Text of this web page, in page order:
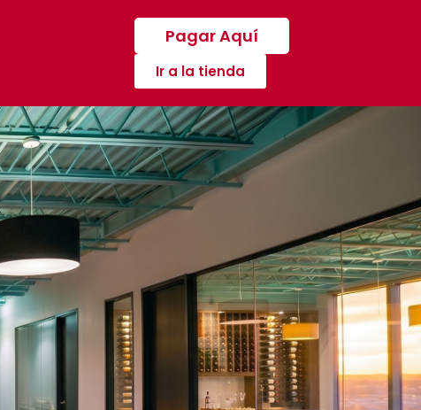
Pagar Aquí
Ir a la tienda